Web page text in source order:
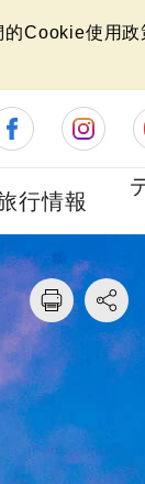
Cookie使用政
行情報